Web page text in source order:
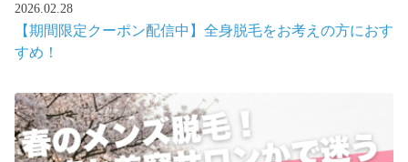
2026.02.28
【期間限定クーポン配信中】全身脱毛をお考えの方におす
すめ！